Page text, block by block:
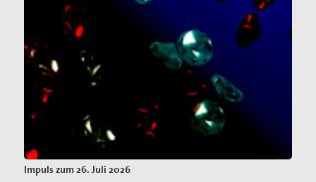
Impuls zum 26. Juli 2026